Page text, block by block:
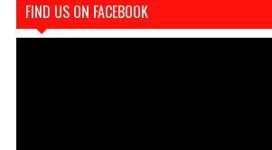
FIND US ON FACEBOOK